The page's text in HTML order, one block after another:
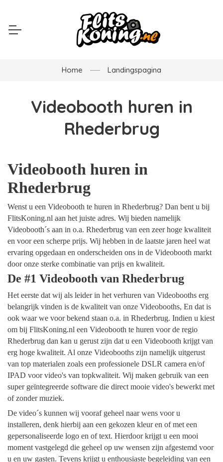
Home Landingspagina
Videobooth huren in
Rhederbrug
Videobooth huren in
Rhederbrug
Wenst u een Videobooth te huren in Rhederbrug? Dan bent u bij
FlitsKoning.nl aan het juiste adres. Wij bieden namelijk
Videobooth´s aan in o.a. Rhederbrug van een zeer hoge kwaliteit
en voor een scherpe prijs. Wij hebben in de laatste jaren heel wat
ervaring opgedaan en onderscheiden ons in de Videobooth markt
door onze sterke combinatie van prijs en kwaliteit.
De #1 Videobooth van Rhederbrug
Het eerste dat wij als leider in het verhuren van Videobooths erg
belangrijk vinden is de kwaliteit van onze Videobooths, En dat is
ook waar we voor bekend staan o.a. in Rhederbrug. Indien u kiest
om bij FlitsKoning.nl een Videobooth te huren voor de regio
Rhederbrug dan kan u gerust zijn dat u een Videobooth krijgt van
erg hoge kwaliteit. Al onze Videobooths zijn namelijk uitgerust
van top materialen zoals een professionele DSLR camera en/of
IPAD voor video's van topkwaliteit. Wij maken gebruik van een
super geïntegreerde software die direct mooie video's bewerkt met
of zonder muziek.
De video´s kunnen wij vooraf geheel naar wens voor u
installeren, denk hierbij aan een gekozen kleur en of met een
gepersonaliseerde logo en of text. Hierdoor krijgt u een mooi
moment vastgelegd die geheel op uw wensen zijn afgestemd voor
u en uw gasten. Tevens krijgt u enthousiaste begeleiding van een